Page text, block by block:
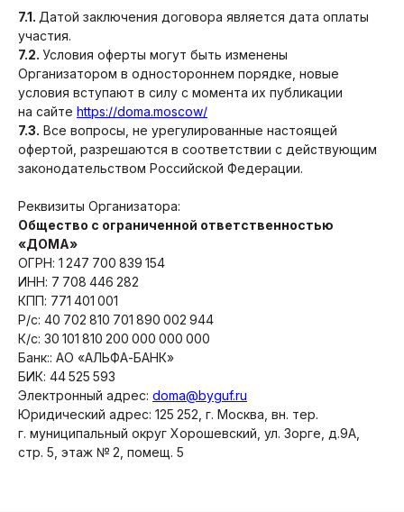
7.1. Датой заключения договора является дата оплаты
участия.
7.2. Условия оферты могут быть изменены
Организатором в одностороннем порядке, новые
условия вступают в силу с момента их публикации
на сайте https://doma.moscow/
7.3. Все вопросы, не урегулированные настоящей
офертой, разрешаются в соответствии с действующим
законодательством Российской Федерации.
Реквизиты Организатора:
Общество с ограниченной ответственностью
«ДОМА»
ОГРН: 1 247 700 839 154
ИНН: 7 708 446 282
КПП: 771 401 001
Р/c: 40 702 810 701 890 002 944
К/с: 30 101 810 200 000 000 000
Банк:: АО «АЛЬФА-БАНК»
БИК: 44 525 593
Электронный адрес: doma@byguf.ru
Юридический адрес: 125 252, г. Москва, вн. тер.
г. муниципальный округ Хорошевский, ул. Зорге, д.9А,
стр. 5, этаж № 2, помещ. 5